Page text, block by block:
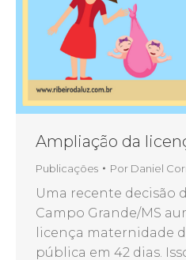
Ampliação da
Publicações Por Daniel
Uma recente decisão
Campo Grande/MS
licença maternidade
pública em 42 dias.